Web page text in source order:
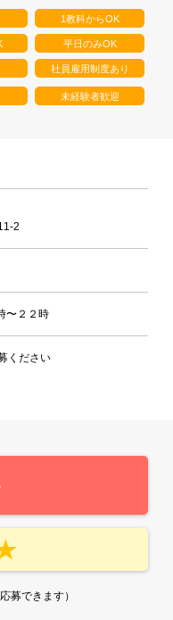
1教科からOK
平日のみOK
社員雇用制度あり
未経験者歓迎
2
〜２２時
ください
募できます）